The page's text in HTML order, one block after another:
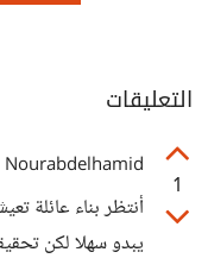
التعليقات
1
Nourabdelhamid
أنتظر بناء عائلة
يبدو سهلا لكن